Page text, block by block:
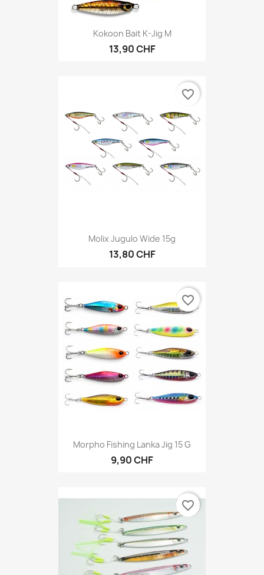
Kokoon Bait K-Jig M
13,90 CHF
Molix Jugulo Wide 15g
13,80 CHF
favorite_border
Morpho Fishing Lanka Jig 15 G
9,90 CHF
favorite_border
favorite_border